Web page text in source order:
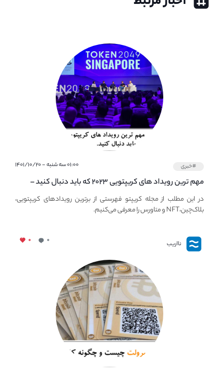
#خبری ۰۱:۰۰ سه شنبه - ۱۴۰۱/۱۰/۲۰
مهم ترین رویداد های کریپتویی ۲۰۲۳ که باید دنبال کنید –
معرفی بهترین رویداد های جهانی
در این مطلب از مجله کریپتو فهرستی از برترین رویدادهای کریپتویی،
بلاک‌چین،NFT و متاورس را معرفی می‌کنیم.
نااریب ۰ ۰